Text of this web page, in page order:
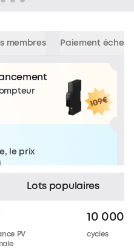
membres Paiement
le prix
savoir
Lots populaires
PV
10 000
cycles